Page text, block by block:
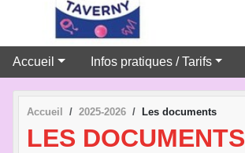
Accueil Infos pratiques / Tarifs
Accueil 2025-2026 Les documents
LES DOCUMENTS